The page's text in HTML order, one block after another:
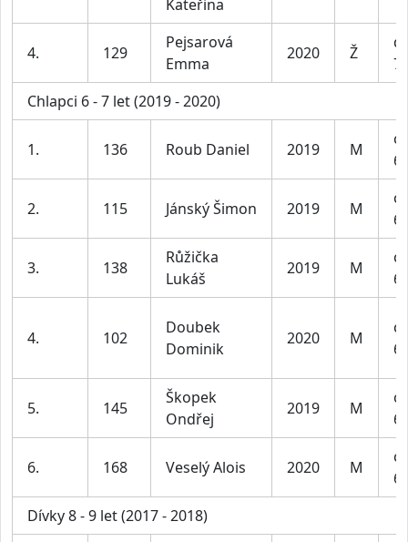
Kateřina
4. 129
Pejsarová
Emma
2020 Ž
7
Chlapci 6 - 7 let (2019 - 2020)
1. 136 Roub Daniel 2019 M
2. 115 Jánský Šimon 2019 M
3. 138
Růžička
Lukáš
2019 M
4. 102
Doubek
Dominik
2020 M
5. 145
Škopek
Ondřej
2019 M
6. 168 Veselý Alois 2020 M
Dívky 8 - 9 let (2017 - 2018)